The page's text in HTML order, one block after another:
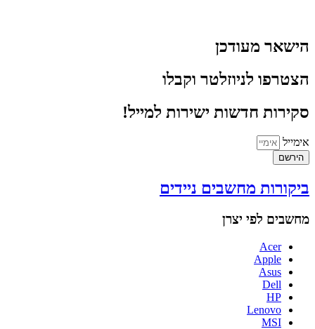
הישאר מעודכן
הצטרפו לניוזלטר וקבלו
סקירות חדשות ישירות למייל!
אימייל
הירשם
ביקורות מחשבים ניידים
מחשבים לפי יצרן
Acer
Apple
Asus
Dell
HP
Lenovo
MSI